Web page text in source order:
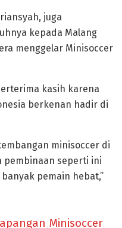
juga
kepada Malang
menggelar Minisoccer
kasih karena
berkenan hadir di
minisoccer di
pembinaan seperti ini
pemain hebat,”
Minisoccer